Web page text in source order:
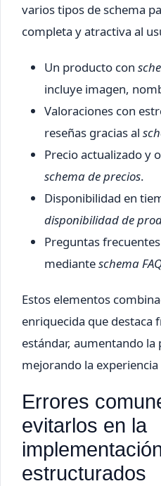
varios tipos de schema
completa y atractiva al
Un producto con
incluye imagen,
Valoraciones con
reseñas gracias al
Precio actualizado y
schema de precios.
Disponibilidad en
disponibilidad de
Preguntas
medianteschema
Estos elementos
enriquecida que destaca
estándar, aumentando
mejorando la
Errores
evitarlos en la
estructurados